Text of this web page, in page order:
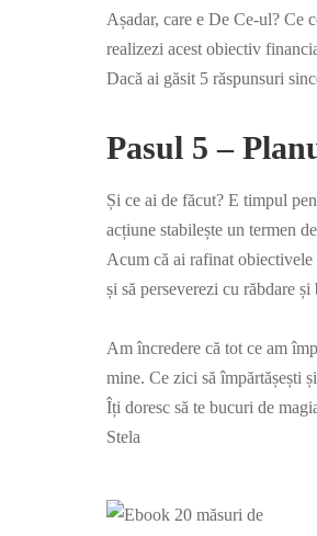
Așadar, care e De Ce-ul? Ce
realizezi acest obiectiv
Dacă ai găsit 5 răspunsuri
Pasul 5 –
Și ce ai de făcut? E timpul
acțiune stabilește un termen
Acum că ai rafinat obiectivele
și să perseverezi cu răbdare
Am încredere că tot ce am
mine. Ce zici să împărtășești
Îți doresc să te bucuri de
Stela